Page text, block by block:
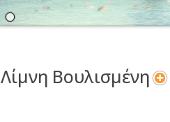
Λίμνη Βουλισμένη